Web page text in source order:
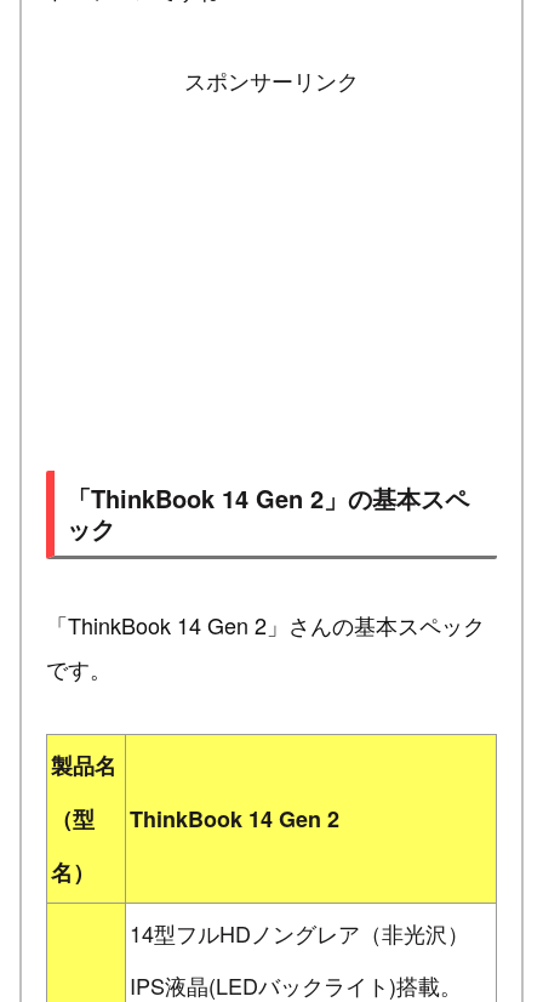
スポンサーリンク
「ThinkBook 14 Gen 2」の基本スペ
ック
「ThinkBook 14 Gen 2」さんの基本スペック
です。
製品名
（型
名）
ThinkBook 14 Gen 2
14型フルHDノングレア（非光沢）
IPS液晶(LEDバックライト)搭載。